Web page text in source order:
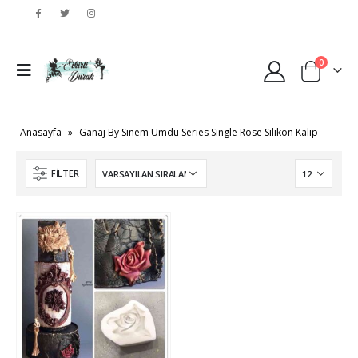
0
Anasayfa » Ganaj By Sinem Umdu Series Single Rose Silikon Kalıp
FILTER